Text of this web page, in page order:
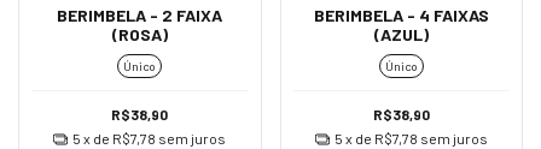
BERIMBELA - 2 FAIXA
(ROSA)
Único
R$38,90
5 x de R$7,78 sem juros
BERIMBELA - 4 FAIXAS
(AZUL)
Único
R$38,90
5 x de R$7,78 sem juros